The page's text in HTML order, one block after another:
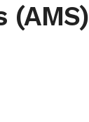
(AMS)